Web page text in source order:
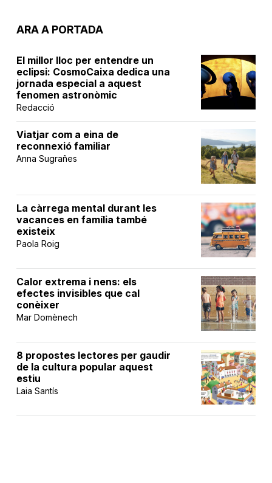
ARA A PORTADA
El millor lloc per entendre un
eclipsi: CosmoCaixa dedica una
jornada especial a aquest
fenomen astronòmic
Redacció
Viatjar com a eina de
reconnexió familiar
Anna Sugrañes
La càrrega mental durant les
vacances en família també
existeix
Paola Roig
Calor extrema i nens: els
efectes invisibles que cal
conèixer
Mar Domènech
8 propostes lectores per gaudir
de la cultura popular aquest
estiu
Laia Santís